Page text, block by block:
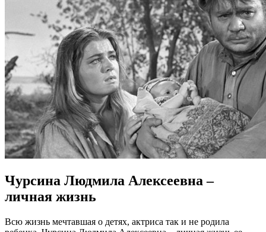
Чурсина Людмила Алексеевна –
личная жизнь
Всю жизнь мечтавшая о детях, актриса так и не родила